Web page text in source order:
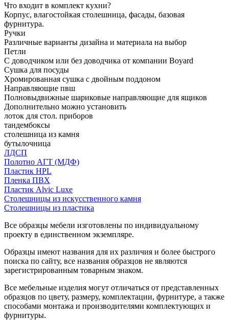
Что входит в комплект кухни?
Корпус, влагостойкая столешница, фасады, базовая
фурнитура.
Ручки
Различные варианты дизайна и материала на выбор
Петли
С доводчиком или без доводчика от компании Boyard
Сушка для посуды
Хромированная сушка с двойным поддоном
Направляющие пвш
Полновыдвижные шариковые направляющие для ящиков
Дополнительно можно установить
лоток для стол. приборов
тандембоксы
столешница из камня
бутылочница
ЛДСП
Полотно АГТ (МДФ)
Пластик HPL
Пленка ПВХ
Пластик Alvic Luxe
Столешницы из искусственного камня
Столешницы из пластика
Все образцы мебели изготовлены по индивидуальному
проекту в единственном экземпляре.
Образцы имеют названия для их различия и более быстрого
поиска по сайту, все названия образцов не являются
зарегистрированным товарным знаком.
Все мебельные изделия могут отличаться от представленных
образцов по цвету, размеру, комплектации, фурнитуре, а также
способами монтажа и производителями комплектующих и
фурнитуры.